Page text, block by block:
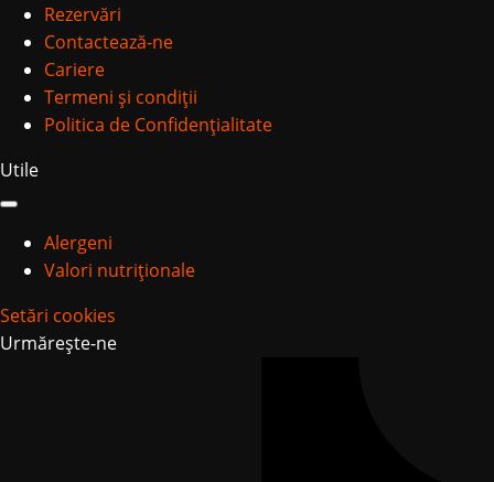
Rezervări
Contactează-ne
Cariere
Termeni și condiții
Politica de Confidențialitate
Utile
Alergeni
Valori nutriționale
Setări cookies
Urmărește-ne